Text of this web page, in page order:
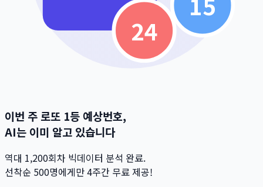
24
이번 주 로또 1등 예상번호,
AI는 이미 알고 있습니다
역대 1,200회차 빅데이터 분석 완료.
선착순 500명에게만 4주간 무료 제공!